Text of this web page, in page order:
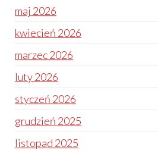
maj 2026
kwiecień 2026
marzec 2026
luty 2026
styczeń 2026
grudzień 2025
listopad 2025